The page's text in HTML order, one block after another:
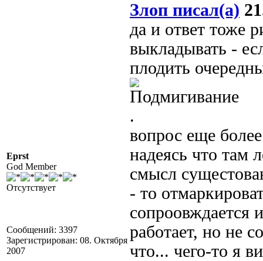
Eprst
God Member
Отсутствует
Сообщений: 3397
Зарегистрирован: 08. Октября
2007
Злоп писал(а)
да и ответ тоже
выкладывать -
плодить
.
вопрос еще
надеясь что там
смысл
- то
сопроовждается
работает, но не
что... чего-то я